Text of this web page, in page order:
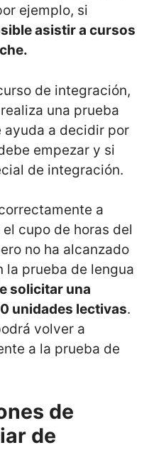
ejemplo, si
asistir a cursos
de integración,
una prueba
ayuda a decidir por
empezar y si
de integración.
a
cupo de horas del
no ha alcanzado
la prueba de lengua
solicitar una
unidades lectivas.
volver a
a la prueba de
de
de